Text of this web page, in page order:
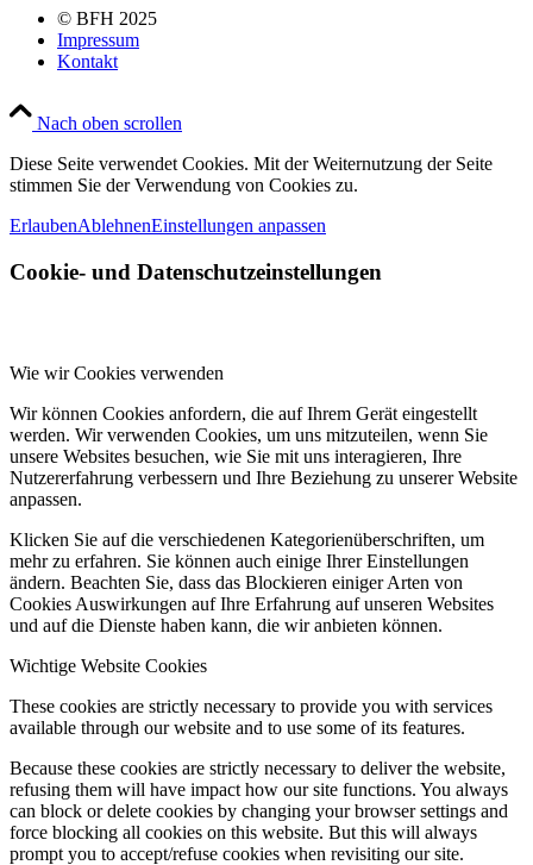
© BFH 2025
Impressum
Kontakt
Nach oben scrollen
Diese Seite verwendet Cookies. Mit der Weiternutzung der Seite
stimmen Sie der Verwendung von Cookies zu.
ErlaubenAblehnenEinstellungen anpassen
Cookie- und Datenschutzeinstellungen
Wie wir Cookies verwenden
Wir können Cookies anfordern, die auf Ihrem Gerät eingestellt
werden. Wir verwenden Cookies, um uns mitzuteilen, wenn Sie
unsere Websites besuchen, wie Sie mit uns interagieren, Ihre
Nutzererfahrung verbessern und Ihre Beziehung zu unserer Website
anpassen.
Klicken Sie auf die verschiedenen Kategorienüberschriften, um
mehr zu erfahren. Sie können auch einige Ihrer Einstellungen
ändern. Beachten Sie, dass das Blockieren einiger Arten von
Cookies Auswirkungen auf Ihre Erfahrung auf unseren Websites
und auf die Dienste haben kann, die wir anbieten können.
Wichtige Website Cookies
These cookies are strictly necessary to provide you with services
available through our website and to use some of its features.
Because these cookies are strictly necessary to deliver the website,
refusing them will have impact how our site functions. You always
can block or delete cookies by changing your browser settings and
force blocking all cookies on this website. But this will always
prompt you to accept/refuse cookies when revisiting our site.